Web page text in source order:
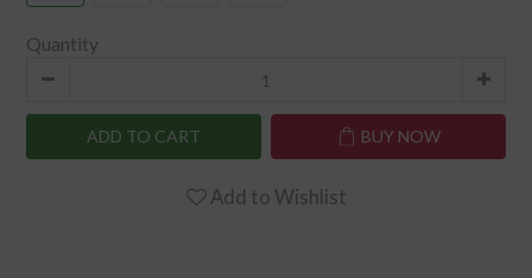
Quantity
ADD TO CART BUY NOW
Add to Wishlist